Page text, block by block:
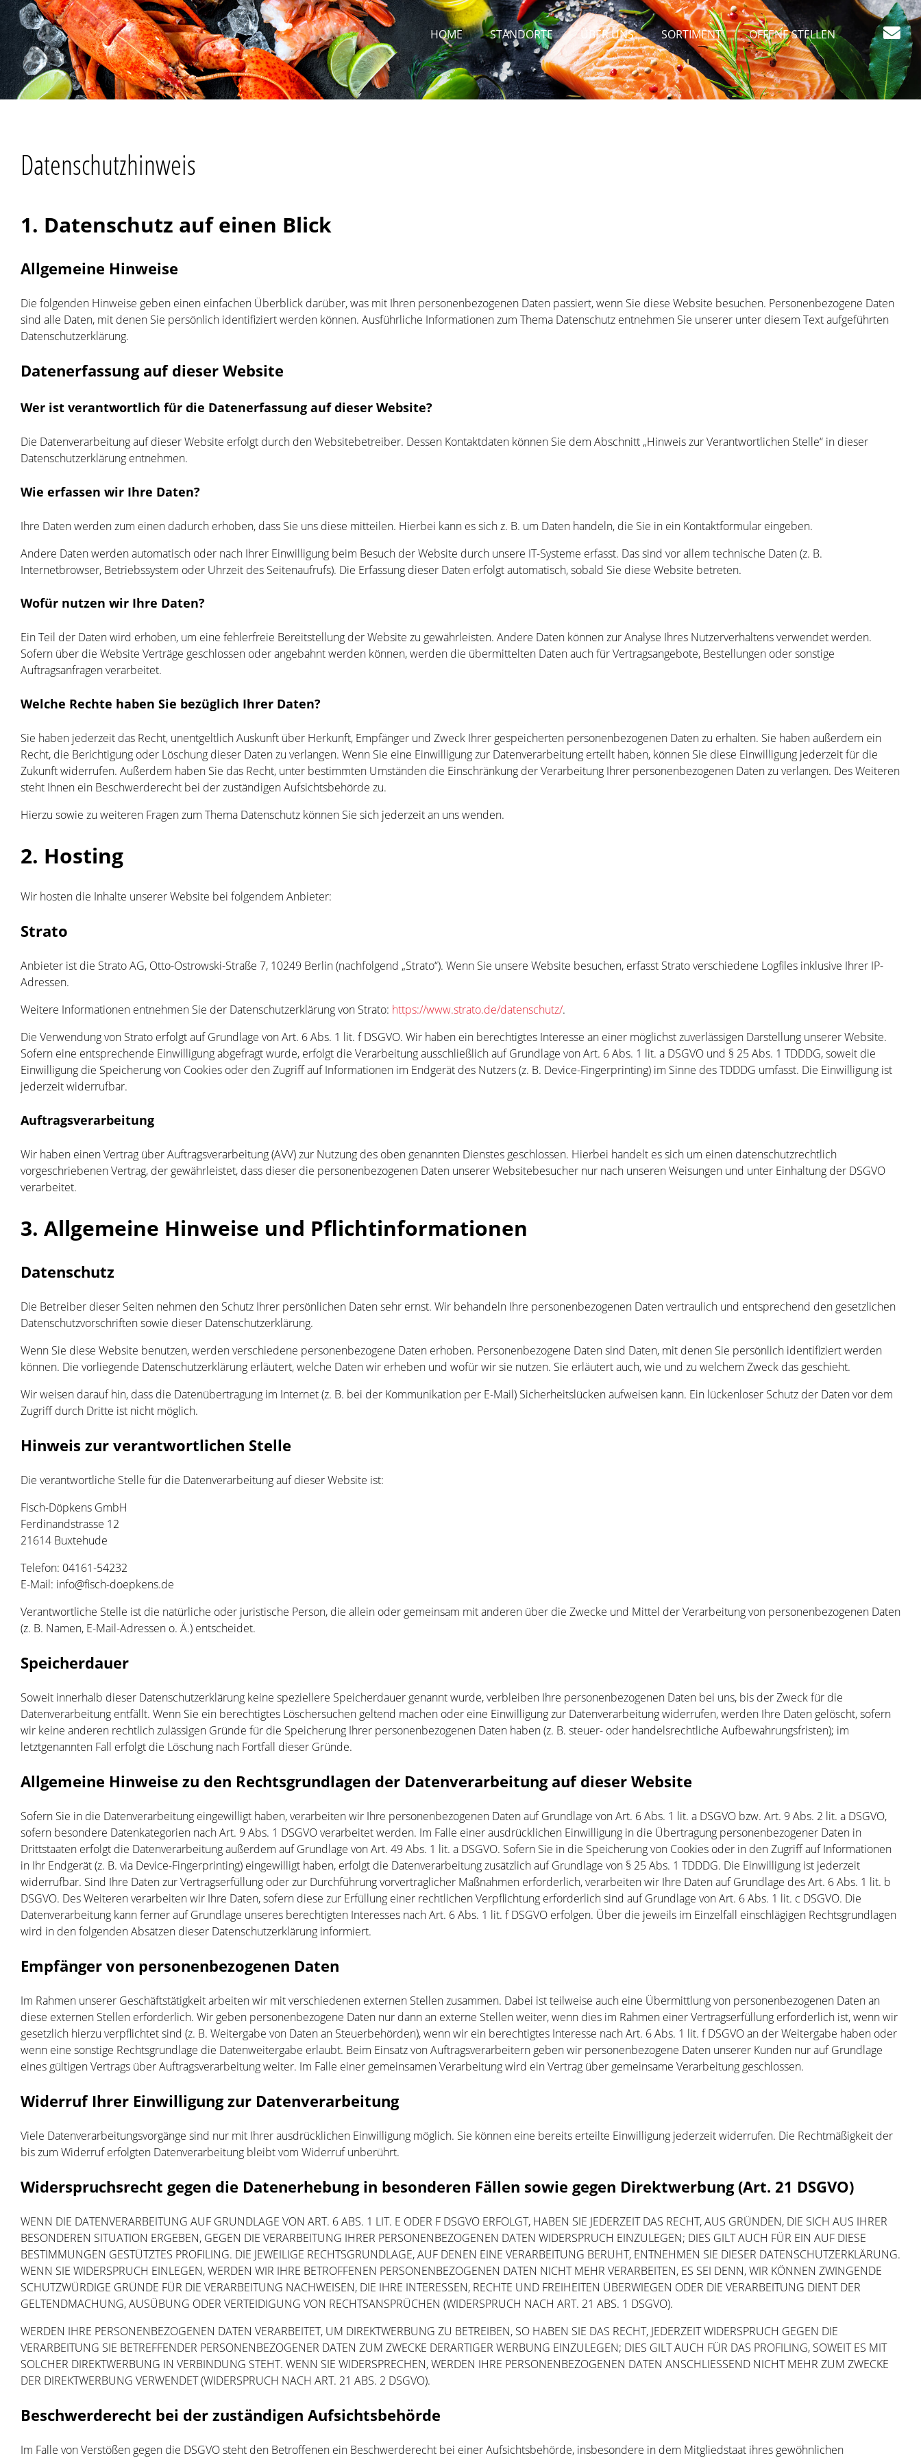
HOME STANDORTE ÜBER UNS SORTIMENT OFFENE STELLEN
Datenschutzhinweis
1. Datenschutz auf einen Blick
Allgemeine Hinweise
Die folgenden Hinweise geben einen einfachen Überblick darüber, was mit Ihren personenbezogenen Daten passiert, wenn Sie diese Website besuchen. Personenbezogene Daten
sind alle Daten, mit denen Sie persönlich identifiziert werden können. Ausführliche Informationen zum Thema Datenschutz entnehmen Sie unserer unter diesem Text aufgeführten
Datenschutzerklärung.
Datenerfassung auf dieser Website
Wer ist verantwortlich für die Datenerfassung auf dieser Website?
Die Datenverarbeitung auf dieser Website erfolgt durch den Websitebetreiber. Dessen Kontaktdaten können Sie dem Abschnitt „Hinweis zur Verantwortlichen Stelle“ in dieser
Datenschutzerklärung entnehmen.
Wie erfassen wir Ihre Daten?
Ihre Daten werden zum einen dadurch erhoben, dass Sie uns diese mitteilen. Hierbei kann es sich z. B. um Daten handeln, die Sie in ein Kontaktformular eingeben.
Andere Daten werden automatisch oder nach Ihrer Einwilligung beim Besuch der Website durch unsere IT-Systeme erfasst. Das sind vor allem technische Daten (z. B.
Internetbrowser, Betriebssystem oder Uhrzeit des Seitenaufrufs). Die Erfassung dieser Daten erfolgt automatisch, sobald Sie diese Website betreten.
Wofür nutzen wir Ihre Daten?
Ein Teil der Daten wird erhoben, um eine fehlerfreie Bereitstellung der Website zu gewährleisten. Andere Daten können zur Analyse Ihres Nutzerverhaltens verwendet werden.
Sofern über die Website Verträge geschlossen oder angebahnt werden können, werden die übermittelten Daten auch für Vertragsangebote, Bestellungen oder sonstige
Auftragsanfragen verarbeitet.
Welche Rechte haben Sie bezüglich Ihrer Daten?
Sie haben jederzeit das Recht, unentgeltlich Auskunft über Herkunft, Empfänger und Zweck Ihrer gespeicherten personenbezogenen Daten zu erhalten. Sie haben außerdem ein
Recht, die Berichtigung oder Löschung dieser Daten zu verlangen. Wenn Sie eine Einwilligung zur Datenverarbeitung erteilt haben, können Sie diese Einwilligung jederzeit für die
Zukunft widerrufen. Außerdem haben Sie das Recht, unter bestimmten Umständen die Einschränkung der Verarbeitung Ihrer personenbezogenen Daten zu verlangen. Des Weiteren
steht Ihnen ein Beschwerderecht bei der zuständigen Aufsichtsbehörde zu.
Hierzu sowie zu weiteren Fragen zum Thema Datenschutz können Sie sich jederzeit an uns wenden.
2. Hosting
Wir hosten die Inhalte unserer Website bei folgendem Anbieter:
Strato
Anbieter ist die Strato AG, Otto-Ostrowski-Straße 7, 10249 Berlin (nachfolgend „Strato“). Wenn Sie unsere Website besuchen, erfasst Strato verschiedene Logfiles inklusive Ihrer IP-
Adressen.
Weitere Informationen entnehmen Sie der Datenschutzerklärung von Strato: https://www.strato.de/datenschutz/.
Die Verwendung von Strato erfolgt auf Grundlage von Art. 6 Abs. 1 lit. f DSGVO. Wir haben ein berechtigtes Interesse an einer möglichst zuverlässigen Darstellung unserer Website.
Sofern eine entsprechende Einwilligung abgefragt wurde, erfolgt die Verarbeitung ausschließlich auf Grundlage von Art. 6 Abs. 1 lit. a DSGVO und § 25 Abs. 1 TDDDG, soweit die
Einwilligung die Speicherung von Cookies oder den Zugriff auf Informationen im Endgerät des Nutzers (z. B. Device-Fingerprinting) im Sinne des TDDDG umfasst. Die Einwilligung ist
jederzeit widerrufbar.
Auftragsverarbeitung
Wir haben einen Vertrag über Auftragsverarbeitung (AVV) zur Nutzung des oben genannten Dienstes geschlossen. Hierbei handelt es sich um einen datenschutzrechtlich
vorgeschriebenen Vertrag, der gewährleistet, dass dieser die personenbezogenen Daten unserer Websitebesucher nur nach unseren Weisungen und unter Einhaltung der DSGVO
verarbeitet.
3. Allgemeine Hinweise und Pflicht­informationen
Datenschutz
Die Betreiber dieser Seiten nehmen den Schutz Ihrer persönlichen Daten sehr ernst. Wir behandeln Ihre personenbezogenen Daten vertraulich und entsprechend den gesetzlichen
Datenschutzvorschriften sowie dieser Datenschutzerklärung.
Wenn Sie diese Website benutzen, werden verschiedene personenbezogene Daten erhoben. Personenbezogene Daten sind Daten, mit denen Sie persönlich identifiziert werden
können. Die vorliegende Datenschutzerklärung erläutert, welche Daten wir erheben und wofür wir sie nutzen. Sie erläutert auch, wie und zu welchem Zweck das geschieht.
Wir weisen darauf hin, dass die Datenübertragung im Internet (z. B. bei der Kommunikation per E-Mail) Sicherheitslücken aufweisen kann. Ein lückenloser Schutz der Daten vor dem
Zugriff durch Dritte ist nicht möglich.
Hinweis zur verantwortlichen Stelle
Die verantwortliche Stelle für die Datenverarbeitung auf dieser Website ist:
Fisch-Döpkens GmbH
Ferdinandstrasse 12
21614 Buxtehude
Telefon: 04161-54232
E-Mail: info@fisch-doepkens.de
Verantwortliche Stelle ist die natürliche oder juristische Person, die allein oder gemeinsam mit anderen über die Zwecke und Mittel der Verarbeitung von personenbezogenen Daten
(z. B. Namen, E-Mail-Adressen o. Ä.) entscheidet.
Speicherdauer
Soweit innerhalb dieser Datenschutzerklärung keine speziellere Speicherdauer genannt wurde, verbleiben Ihre personenbezogenen Daten bei uns, bis der Zweck für die
Datenverarbeitung entfällt. Wenn Sie ein berechtigtes Löschersuchen geltend machen oder eine Einwilligung zur Datenverarbeitung widerrufen, werden Ihre Daten gelöscht, sofern
wir keine anderen rechtlich zulässigen Gründe für die Speicherung Ihrer personenbezogenen Daten haben (z. B. steuer- oder handelsrechtliche Aufbewahrungsfristen); im
letztgenannten Fall erfolgt die Löschung nach Fortfall dieser Gründe.
Allgemeine Hinweise zu den Rechtsgrundlagen der Datenverarbeitung auf dieser Website
Sofern Sie in die Datenverarbeitung eingewilligt haben, verarbeiten wir Ihre personenbezogenen Daten auf Grundlage von Art. 6 Abs. 1 lit. a DSGVO bzw. Art. 9 Abs. 2 lit. a DSGVO,
sofern besondere Datenkategorien nach Art. 9 Abs. 1 DSGVO verarbeitet werden. Im Falle einer ausdrücklichen Einwilligung in die Übertragung personenbezogener Daten in
Drittstaaten erfolgt die Datenverarbeitung außerdem auf Grundlage von Art. 49 Abs. 1 lit. a DSGVO. Sofern Sie in die Speicherung von Cookies oder in den Zugriff auf Informationen
in Ihr Endgerät (z. B. via Device-Fingerprinting) eingewilligt haben, erfolgt die Datenverarbeitung zusätzlich auf Grundlage von § 25 Abs. 1 TDDDG. Die Einwilligung ist jederzeit
widerrufbar. Sind Ihre Daten zur Vertragserfüllung oder zur Durchführung vorvertraglicher Maßnahmen erforderlich, verarbeiten wir Ihre Daten auf Grundlage des Art. 6 Abs. 1 lit. b
DSGVO. Des Weiteren verarbeiten wir Ihre Daten, sofern diese zur Erfüllung einer rechtlichen Verpflichtung erforderlich sind auf Grundlage von Art. 6 Abs. 1 lit. c DSGVO. Die
Datenverarbeitung kann ferner auf Grundlage unseres berechtigten Interesses nach Art. 6 Abs. 1 lit. f DSGVO erfolgen. Über die jeweils im Einzelfall einschlägigen Rechtsgrundlagen
wird in den folgenden Absätzen dieser Datenschutzerklärung informiert.
Empfänger von personenbezogenen Daten
Im Rahmen unserer Geschäftstätigkeit arbeiten wir mit verschiedenen externen Stellen zusammen. Dabei ist teilweise auch eine Übermittlung von personenbezogenen Daten an
diese externen Stellen erforderlich. Wir geben personenbezogene Daten nur dann an externe Stellen weiter, wenn dies im Rahmen einer Vertragserfüllung erforderlich ist, wenn wir
gesetzlich hierzu verpflichtet sind (z. B. Weitergabe von Daten an Steuerbehörden), wenn wir ein berechtigtes Interesse nach Art. 6 Abs. 1 lit. f DSGVO an der Weitergabe haben oder
wenn eine sonstige Rechtsgrundlage die Datenweitergabe erlaubt. Beim Einsatz von Auftragsverarbeitern geben wir personenbezogene Daten unserer Kunden nur auf Grundlage
eines gültigen Vertrags über Auftragsverarbeitung weiter. Im Falle einer gemeinsamen Verarbeitung wird ein Vertrag über gemeinsame Verarbeitung geschlossen.
Widerruf Ihrer Einwilligung zur Datenverarbeitung
Viele Datenverarbeitungsvorgänge sind nur mit Ihrer ausdrücklichen Einwilligung möglich. Sie können eine bereits erteilte Einwilligung jederzeit widerrufen. Die Rechtmäßigkeit der
bis zum Widerruf erfolgten Datenverarbeitung bleibt vom Widerruf unberührt.
Widerspruchsrecht gegen die Datenerhebung in besonderen Fällen sowie gegen Direktwerbung (Art. 21 DSGVO)
WENN DIE DATENVERARBEITUNG AUF GRUNDLAGE VON ART. 6 ABS. 1 LIT. E ODER F DSGVO ERFOLGT, HABEN SIE JEDERZEIT DAS RECHT, AUS GRÜNDEN, DIE SICH AUS IHRER
BESONDEREN SITUATION ERGEBEN, GEGEN DIE VERARBEITUNG IHRER PERSONENBEZOGENEN DATEN WIDERSPRUCH EINZULEGEN; DIES GILT AUCH FÜR EIN AUF DIESE
BESTIMMUNGEN GESTÜTZTES PROFILING. DIE JEWEILIGE RECHTSGRUNDLAGE, AUF DENEN EINE VERARBEITUNG BERUHT, ENTNEHMEN SIE DIESER DATENSCHUTZERKLÄRUNG.
WENN SIE WIDERSPRUCH EINLEGEN, WERDEN WIR IHRE BETROFFENEN PERSONENBEZOGENEN DATEN NICHT MEHR VERARBEITEN, ES SEI DENN, WIR KÖNNEN ZWINGENDE
SCHUTZWÜRDIGE GRÜNDE FÜR DIE VERARBEITUNG NACHWEISEN, DIE IHRE INTERESSEN, RECHTE UND FREIHEITEN ÜBERWIEGEN ODER DIE VERARBEITUNG DIENT DER
GELTENDMACHUNG, AUSÜBUNG ODER VERTEIDIGUNG VON RECHTSANSPRÜCHEN (WIDERSPRUCH NACH ART. 21 ABS. 1 DSGVO).
WERDEN IHRE PERSONENBEZOGENEN DATEN VERARBEITET, UM DIREKTWERBUNG ZU BETREIBEN, SO HABEN SIE DAS RECHT, JEDERZEIT WIDERSPRUCH GEGEN DIE
VERARBEITUNG SIE BETREFFENDER PERSONENBEZOGENER DATEN ZUM ZWECKE DERARTIGER WERBUNG EINZULEGEN; DIES GILT AUCH FÜR DAS PROFILING, SOWEIT ES MIT
SOLCHER DIREKTWERBUNG IN VERBINDUNG STEHT. WENN SIE WIDERSPRECHEN, WERDEN IHRE PERSONENBEZOGENEN DATEN ANSCHLIESSEND NICHT MEHR ZUM ZWECKE
DER DIREKTWERBUNG VERWENDET (WIDERSPRUCH NACH ART. 21 ABS. 2 DSGVO).
Beschwerde­recht bei der zuständigen Aufsichts­behörde
Im Falle von Verstößen gegen die DSGVO steht den Betroffenen ein Beschwerderecht bei einer Aufsichtsbehörde, insbesondere in dem Mitgliedstaat ihres gewöhnlichen